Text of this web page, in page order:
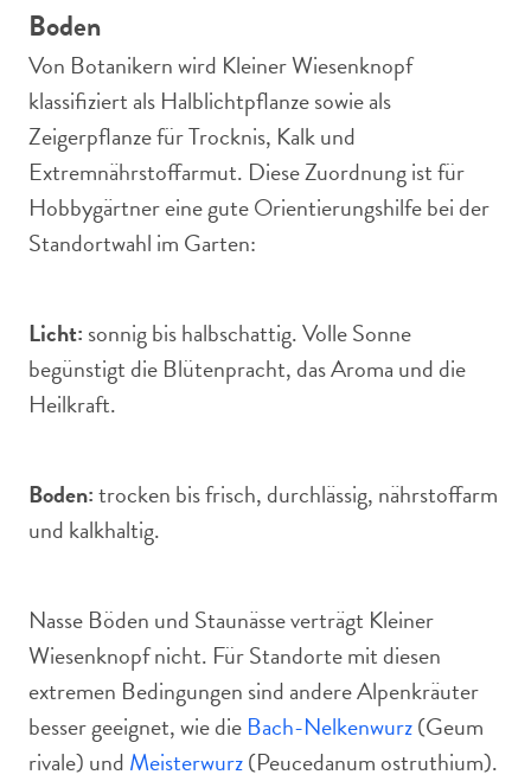
Boden
Von Botanikern wird Kleiner Wiesenknopf
klassifiziert als Halblichtpflanze sowie als
Zeigerpflanze für Trocknis, Kalk und
Extremnährstoffarmut. Diese Zuordnung ist für
Hobbygärtner eine gute Orientierungshilfe bei der
Standortwahl im Garten:
Licht: sonnig bis halbschattig. Volle Sonne
begünstigt die Blütenpracht, das Aroma und die
Heilkraft.
Boden:trocken bis frisch, durchlässig, nährstoffarm
und kalkhaltig.
Nasse Böden und Staunässe verträgt Kleiner
Wiesenknopf nicht. Für Standorte mit diesen
extremen Bedingungen sind andere Alpenkräuter
besser geeignet, wie die Bach-Nelkenwurz(Geum
rivale) und Meisterwurz(Peucedanum ostruthium).